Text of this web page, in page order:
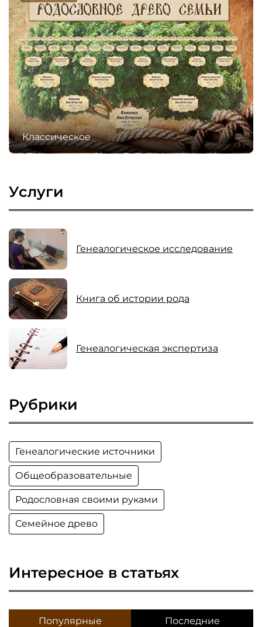
Классическое
Услуги
Генеалогическое исследование
Книга об истории рода
Генеалогическая экспертиза
Рубрики
Генеалогические источники
Общеобразовательные
Родословная своими руками
Семейное древо
Интересное в статьях
Популярные Последние